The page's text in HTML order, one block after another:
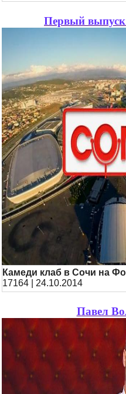
Первый выпуск
Камеди клаб в Сочи на
17164 | 24.10.2014
Павел